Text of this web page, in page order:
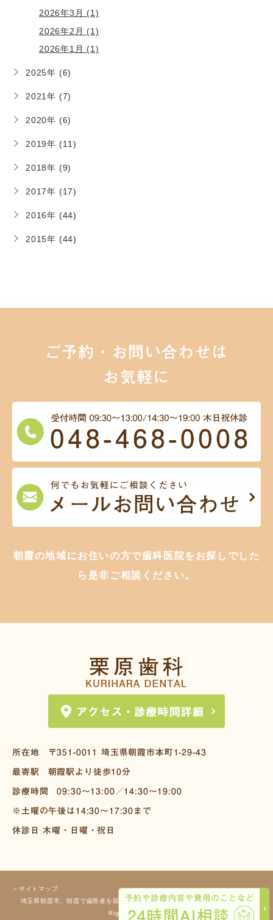
2026年3月 (1)
2026年2月 (1)
2026年1月 (1)
2025年 (6)
2021年 (7)
2020年 (6)
2019年 (11)
2018年 (9)
2017年 (17)
2016年 (44)
2015年 (44)
ご予約・お問い合わせは
お気軽に
朝霞の地域にお住いの方で歯科医院をお探しでした
ら是非ご相談ください。
所在地 〒351-0011 埼玉県朝霞市本町1-29-43
最寄駅 朝霞駅より徒歩10分
診療時間 09:30～13:00／14:30～19:00
※土曜の午後は14:30～17:30まで
休診日 木曜・日曜・祝日
＞サイトマップ
埼玉県朝霞市、朝霞で歯医者を探すなら栗原歯科へ Copyright(c) 栗原歯科 All
Rights Reserved.